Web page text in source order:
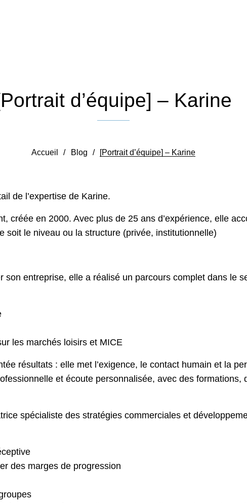
d’équipe] – Karine
Accueil / Blog / [Portrait d’équipe] – Karine
de l’expertise de Karine.
, créée en 2000. Avec plus de 25 ans d’expérience, elle
soit le niveau ou la structure (privée, institutionnelle)
entreprise, elle a réalisé un parcours complet dans le
les marchés loisirs et MICE
résultats : elle met l’exigence, le contact humain et la
et écoute personnalisée, avec des formations,
spécialiste des stratégies commerciales et
des marges de progression